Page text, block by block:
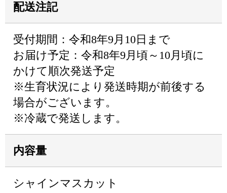
配送注記
受付期間：令和8年9月10日まで
お届け予定：令和8年9月頃～10月頃に
かけて順次発送予定
※生育状況により発送時期が前後する
場合がございます。
※冷蔵で発送します。
内容量
シャインマスカット